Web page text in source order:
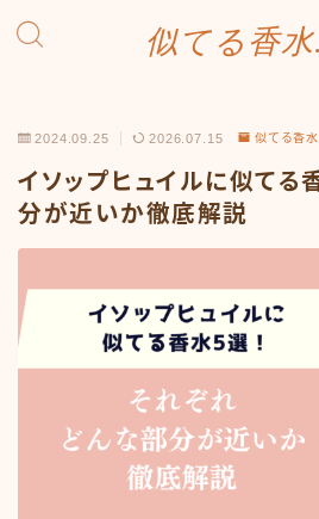
似てる香水
お問い合わせ
プライバシーポリシー
利用規約／特定商取引法に基づく
有料記事の決済完了ページ
2024.09.25 2026.07.15 似てる香水
イソップヒュイルに似てる
分が近いか徹底解説